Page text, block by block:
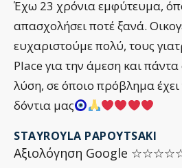
Έχω 23 χρόνια εμφύτευμα,
απασχολήσει ποτέ ξανά.
ευχαριστούμε πολύ, τους
Place για την άμεση και
λύση, σε όποιο πρόβλημα
δόντια μας
STAYROYLA PAPOYTSAKI
Αξιολόγηση Google